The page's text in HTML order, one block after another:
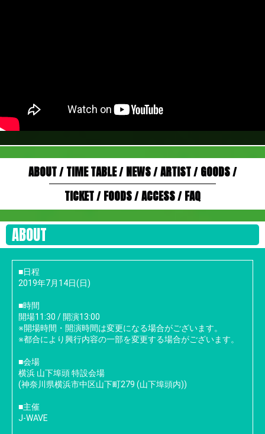
ABOUT/TIME TABLE/NEWS/ARTIST/GOODS/
TICKET/FOODS/ACCESS/FAQ
ABOUT
■日程
2019年7月14日(日)
■時間
開場11:30 / 開演13:00
※開場時間・開演時間は変更になる場合がございます。
※都合により興行内容の一部を変更する場合がございます。
■会場
横浜 山下埠頭 特設会場
(神奈川県横浜市中区山下町279 (山下埠頭内))
■主催
J-WAVE